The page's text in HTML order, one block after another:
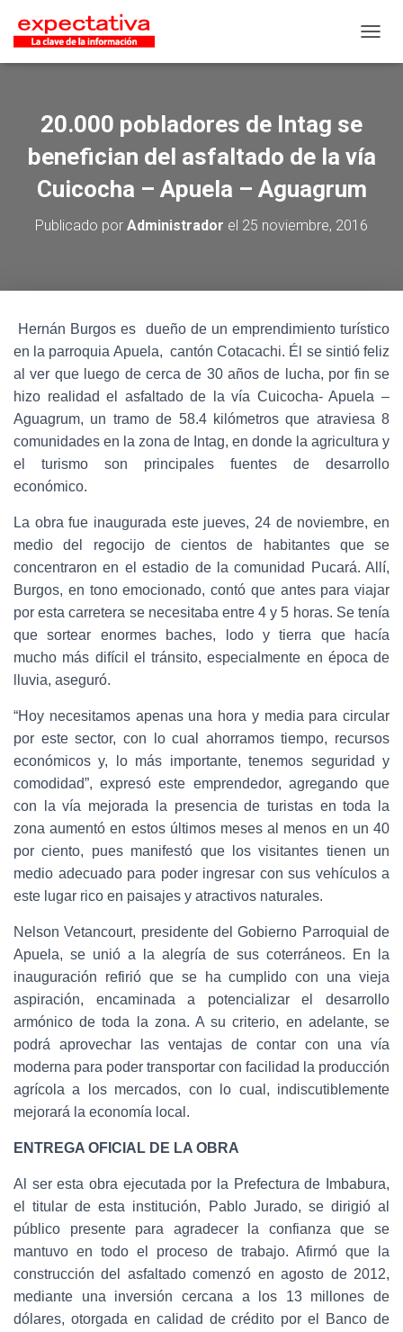
20.000 pobladores de Intag se
benefician del asfaltado de la vía
Cuicocha – Apuela – Aguagrum
Publicado por Administrador el 25 noviembre, 2016
Hernán Burgos es dueño de un emprendimiento turístico
en la parroquia Apuela, cantón Cotacachi. Él se sintió feliz
al ver que luego de cerca de 30 años de lucha, por fin se
hizo realidad el asfaltado de la vía Cuicocha- Apuela –
Aguagrum, un tramo de 58.4 kilómetros que atraviesa 8
comunidades en la zona de Intag, en donde la agricultura y
el turismo son principales fuentes de desarrollo
económico.
La obra fue inaugurada este jueves, 24 de noviembre, en
medio del regocijo de cientos de habitantes que se
concentraron en el estadio de la comunidad Pucará. Allí,
Burgos, en tono emocionado, contó que antes para viajar
por esta carretera se necesitaba entre 4 y 5 horas. Se tenía
que sortear enormes baches, lodo y tierra que hacía
mucho más difícil el tránsito, especialmente en época de
lluvia, aseguró.
“Hoy necesitamos apenas una hora y media para circular
por este sector, con lo cual ahorramos tiempo, recursos
económicos y, lo más importante, tenemos seguridad y
comodidad”, expresó este emprendedor, agregando que
con la vía mejorada la presencia de turistas en toda la
zona aumentó en estos últimos meses al menos en un 40
por ciento, pues manifestó que los visitantes tienen un
medio adecuado para poder ingresar con sus vehículos a
este lugar rico en paisajes y atractivos naturales.
Nelson Vetancourt, presidente del Gobierno Parroquial de
Apuela, se unió a la alegría de sus coterráneos. En la
inauguración refirió que se ha cumplido con una vieja
aspiración, encaminada a potencializar el desarrollo
armónico de toda la zona. A su criterio, en adelante, se
podrá aprovechar las ventajas de contar con una vía
moderna para poder transportar con facilidad la producción
agrícola a los mercados, con lo cual, indiscutiblemente
mejorará la economía local.
ENTREGA OFICIAL DE LA OBRA
Al ser esta obra ejecutada por la Prefectura de Imbabura,
el titular de esta institución, Pablo Jurado, se dirigió al
público presente para agradecer la confianza que se
mantuvo en todo el proceso de trabajo. Afirmó que la
construcción del asfaltado comenzó en agosto de 2012,
mediante una inversión cercana a los 13 millones de
dólares, otorgada en calidad de crédito por el Banco de